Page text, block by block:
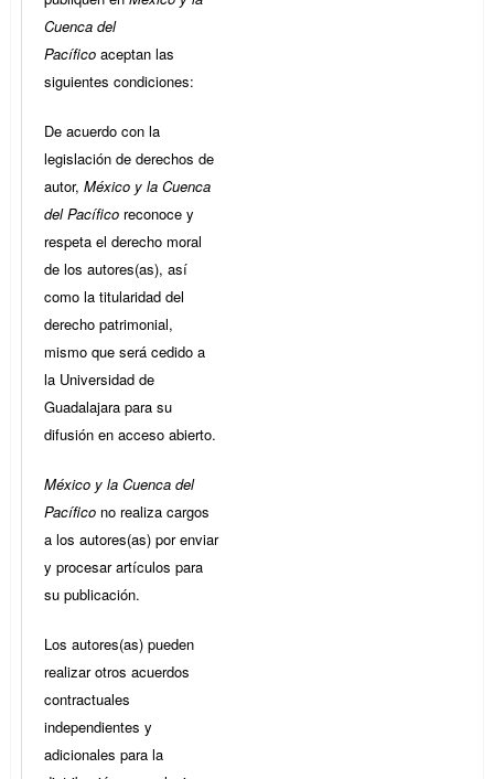
Cuenca del
Pacífico aceptan las
siguientes condiciones:
De acuerdo con la
legislación de derechos de
autor, México y la Cuenca
del Pacífico reconoce y
respeta el derecho moral
de los autores(as), así
como la titularidad del
derecho patrimonial,
mismo que será cedido a
la Universidad de
Guadalajara para su
difusión en acceso abierto.
México y la Cuenca del
Pacífico no realiza cargos
a los autores(as) por enviar
y procesar artículos para
su publicación.
Los autores(as) pueden
realizar otros acuerdos
contractuales
independientes y
adicionales para la